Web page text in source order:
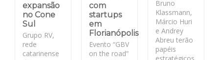
expansão
no Cone
Sul
Grupo RV,
rede
catarinense
com
startups
em
Florianópolis
Evento “GBV
on the road”
Bruno
Klassmann,
Márcio Huri
e Andrey
Abreu terão
papéis